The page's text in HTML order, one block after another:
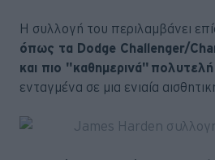
Η συλλογή του περιλαμβάνει
όπως τα Dodge Challenger/
και πιο "καθημερινά"
ενταγμένα σε μια ενιαία